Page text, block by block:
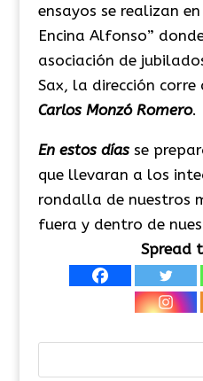
ensayos se realizan
Encina Alfonso”
asociación de
Sax, la dirección
Carlos Monzó Romero.
En estos díasse
que llevaran a los
rondalla de nuestros
fuera y dentro de
Spread